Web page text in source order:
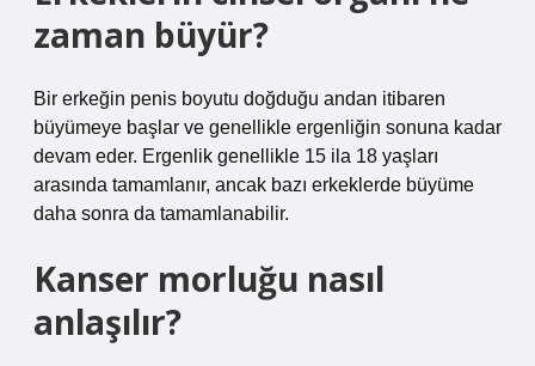
zaman büyür?
Bir erkeğin penis boyutu doğduğu andan itibaren
büyümeye başlar ve genellikle ergenliğin sonuna kadar
devam eder. Ergenlik genellikle 15 ila 18 yaşları
arasında tamamlanır, ancak bazı erkeklerde büyüme
daha sonra da tamamlanabilir.
Kanser morluğu nasıl
anlaşılır?